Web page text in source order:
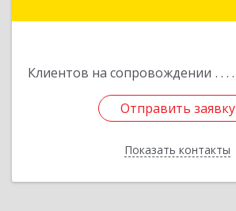
Клиентов на сопровождении
Отправить заявку
Показать контакты
Отправить заявку
Назад